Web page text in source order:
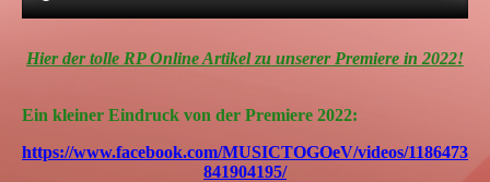
Hier der tolle RP Online Artikel zu unserer Premiere in 2022!
Ein kleiner Eindruck von der Premiere 2022:
https://www.facebook.com/MUSICTOGOeV/videos/1186473
841904195/